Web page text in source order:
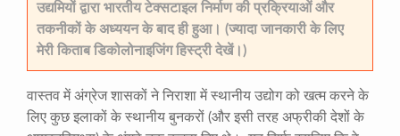
उद्यमियों द्वारा भारतीय टेक्सटाइल निर्माण की प्रक्रियाओं और
तकनीकों के अध्ययन के बाद ही हुआ। (ज्यादा जानकारी के लिए
मेरी किताब डिकोलोनाइजिंग हिस्ट्री देखें।)
वास्तव में अंग्रेज शासकों ने निराशा में स्थानीय उद्योग को खत्म करने के
लिए कुछ इलाकों के स्थानीय बुनकरों (और इसी तरह अफ्रीकी देशों के